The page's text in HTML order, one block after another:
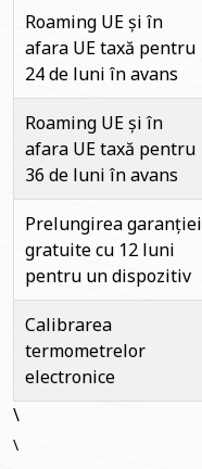
Roaming UE și în
afara UE taxă pentru
24 de luni în avans
Roaming UE și în
afara UE taxă pentru
36 de luni în avans
Prelungirea garanției
gratuite cu 12 luni
pentru un dispozitiv
Calibrarea
termometrelor
electronice
\
\